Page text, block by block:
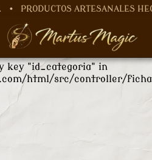
ARTESANALES HECHOS A
html/src/controller/
key "id_categoria" in
html/src/controller/